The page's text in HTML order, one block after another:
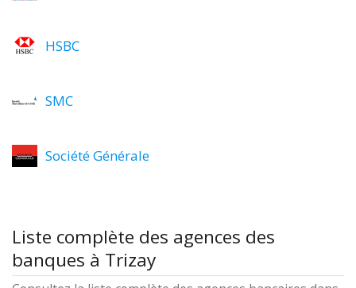
HSBC
SMC
Société Générale
Liste complète des agences des
banques à Trizay